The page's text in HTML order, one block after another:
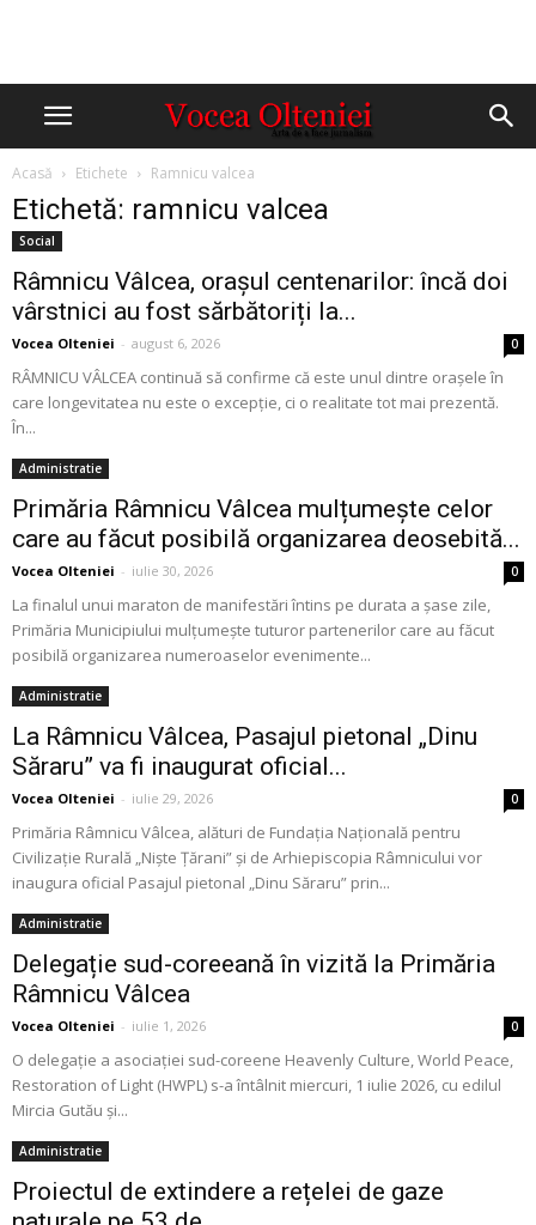
Acasă Etichete Ramnicu valcea
Etichetă: ramnicu valcea
Social
Râmnicu Vâlcea, orașul centenarilor: încă doi
vârstnici au fost sărbătoriți la...
Vocea Olteniei - august 6, 2026 0
RÂMNICU VÂLCEA continuă să confirme că este unul dintre orașele în
care longevitatea nu este o excepție, ci o realitate tot mai prezentă.
În...
Administratie
Primăria Râmnicu Vâlcea mulțumește celor
care au făcut posibilă organizarea deosebită...
Vocea Olteniei - iulie 30, 2026 0
La finalul unui maraton de manifestări întins pe durata a șase zile,
Primăria Municipiului mulțumește tuturor partenerilor care au făcut
posibilă organizarea numeroaselor evenimente...
Administratie
La Râmnicu Vâlcea, Pasajul pietonal „Dinu
Săraru” va fi inaugurat oficial...
Vocea Olteniei - iulie 29, 2026 0
Primăria Râmnicu Vâlcea, alături de Fundația Națională pentru
Civilizație Rurală „Niște Țărani” și de Arhiepiscopia Râmnicului vor
inaugura oficial Pasajul pietonal „Dinu Săraru” prin...
Administratie
Delegație sud-coreeană în vizită la Primăria
Râmnicu Vâlcea
Vocea Olteniei - iulie 1, 2026 0
O delegație a asociației sud-coreene Heavenly Culture, World Peace,
Restoration of Light (HWPL) s-a întâlnit miercuri, 1 iulie 2026, cu edilul
Mircia Gutău și...
Administratie
Proiectul de extindere a rețelei de gaze